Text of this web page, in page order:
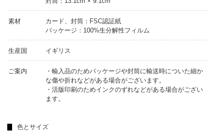
素材
カード、封筒：FSC認証紙
パッケージ：100%生分解性フィルム
生産国 イギリス
ご案内
・輸入品のためパッケージや封筒に輸送時についた細か
な傷や折れなどがある場合がございます。
・活版印刷のためインクのずれなどがある場合がござい
ます。
色とサイズ